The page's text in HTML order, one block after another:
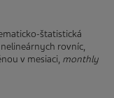
štatistická
rovníc,
v mesiaci, monthly